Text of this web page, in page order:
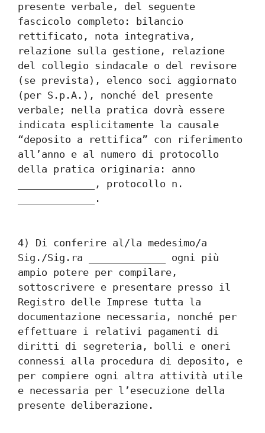
presente verbale, del seguente
fascicolo completo: bilancio
rettificato, nota integrativa,
relazione sulla gestione, relazione
del collegio sindacale o del revisore
(se prevista), elenco soci aggiornato
(per S.p.A.), nonché del presente
verbale; nella pratica dovrà essere
indicata esplicitamente la causale
“deposito a rettifica” con riferimento
all’anno e al numero di protocollo
della pratica originaria: anno
_____________, protocollo n.
_____________.
4) Di conferire al/la medesimo/a
Sig./Sig.ra _____________ ogni più
ampio potere per compilare,
sottoscrivere e presentare presso il
Registro delle Imprese tutta la
documentazione necessaria, nonché per
effettuare i relativi pagamenti di
diritti di segreteria, bolli e oneri
connessi alla procedura di deposito, e
per compiere ogni altra attività utile
e necessaria per l’esecuzione della
presente deliberazione.